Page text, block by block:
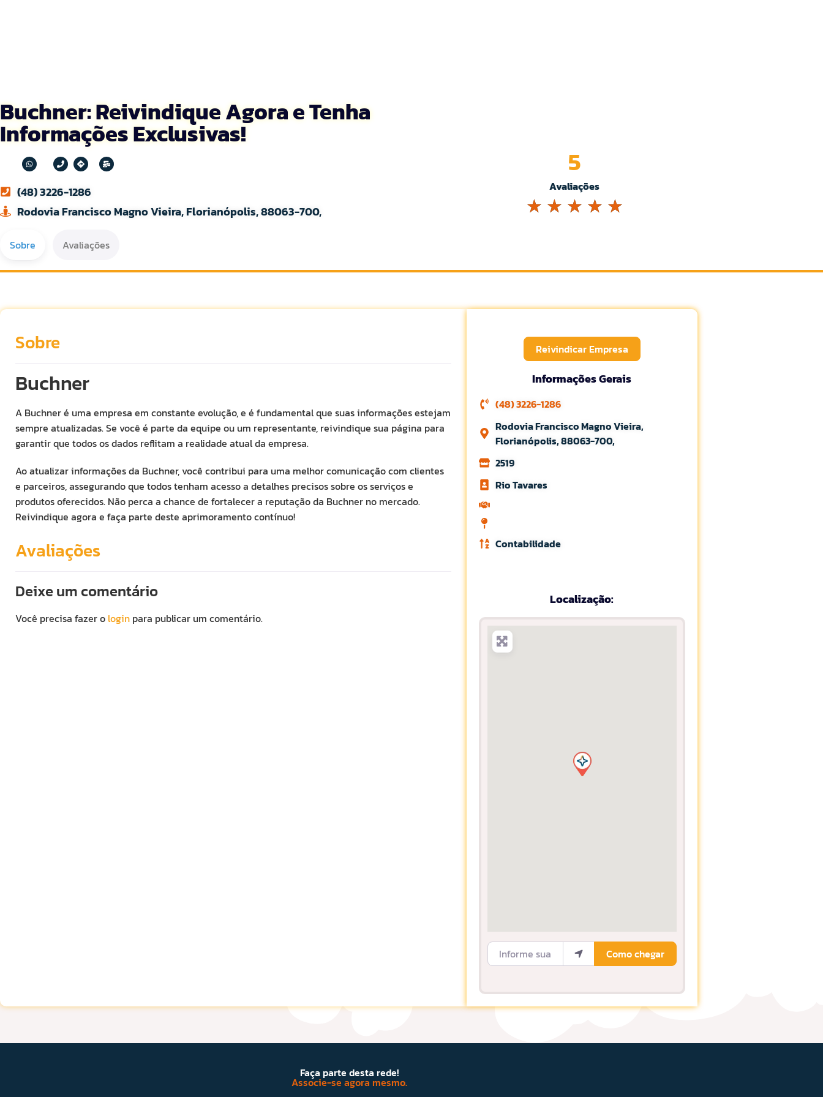
Buchner: Reivindique Agora e Tenha
Informações Exclusivas!
(48) 3226-1286
Rodovia Francisco Magno Vieira, Florianópolis, 88063-700,
Avaliações
5
☆ ☆ ☆ ☆ ☆
Sobre Avaliações
Sobre
Buchner
A Buchner é uma empresa em constante evolução, e é fundamental que suas informações estejam
sempre atualizadas. Se você é parte da equipe ou um representante, reivindique sua página para
garantir que todos os dados reflitam a realidade atual da empresa.
Ao atualizar informações da Buchner, você contribui para uma melhor comunicação com clientes
e parceiros, assegurando que todos tenham acesso a detalhes precisos sobre os serviços e
produtos oferecidos. Não perca a chance de fortalecer a reputação da Buchner no mercado.
Reivindique agora e faça parte deste aprimoramento contínuo!
Avaliações
Deixe um comentário
Você precisa fazer o login para publicar um comentário.
Reivindicar Empresa
Informações Gerais
(48) 3226-1286
Rodovia Francisco Magno Vieira,
Florianópolis, 88063-700,
2519
Rio Tavares
Contabilidade
Localização:
Informe sua Localização
Como chegar
Faça parte desta rede!
Associe-se agora mesmo.